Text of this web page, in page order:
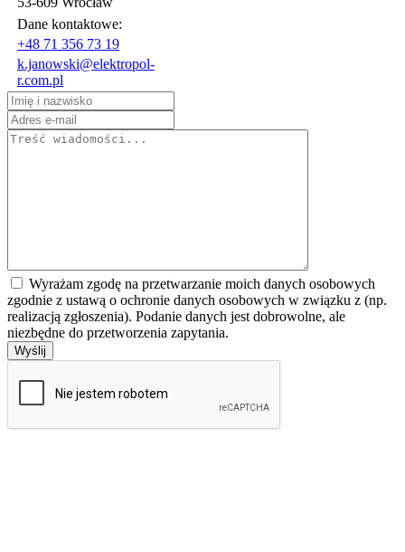
Dane kontaktowe:
+48 71 356 73 19
k.janowski@elektropol-
r.com.pl
Wyrażam zgodę na przetwarzanie moich danych osobowych
zgodnie z ustawą o ochronie danych osobowych w związku z (np.
realizacją zgłoszenia). Podanie danych jest dobrowolne, ale
niezbędne do przetworzenia zapytania.
Wyślij